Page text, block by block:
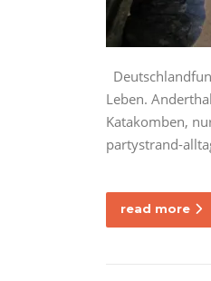
Leben.
Katakomben,
partystrand-
read more